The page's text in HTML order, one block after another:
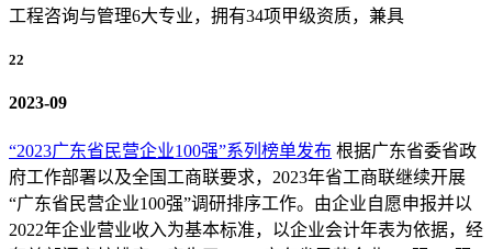
工程咨询与管理6大专业，拥有34项甲级资质，兼具
22
2023-09
“2023广东省民营企业100强”系列榜单发布 根据广东省委省政
府工作部署以及全国工商联要求，2023年省工商联继续开展
“广东省民营企业100强”调研排序工作。由企业自愿申报并以
2022年企业营业收入为基本标准，以企业会计年表为依据，经